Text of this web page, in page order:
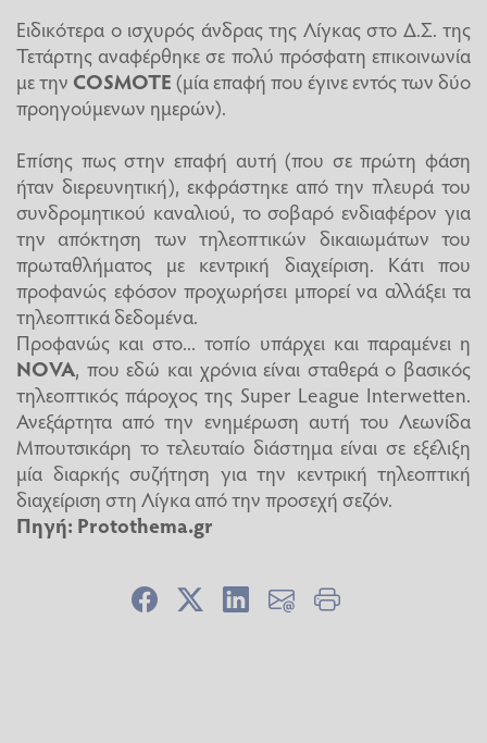
Ειδικότερα ο ισχυρός άνδρας της Λίγκας στο Δ.Σ. της
Τετάρτης αναφέρθηκε σε πολύ πρόσφατη επικοινωνία
με την COSMOTE(μία επαφή που έγινε εντός των δύο
προηγούμενων ημερών).
Επίσης πως στην επαφή αυτή (που σε πρώτη φάση
ήταν διερευνητική), εκφράστηκε από την πλευρά του
συνδρομητικού καναλιού, το σοβαρό ενδιαφέρον για
την απόκτηση των τηλεοπτικών δικαιωμάτων του
πρωταθλήματος με κεντρική διαχείριση. Κάτι που
προφανώς εφόσον προχωρήσει μπορεί να αλλάξει τα
τηλεοπτικά δεδομένα.
Προφανώς και στο... τοπίο υπάρχει και παραμένει η
NOVA, που εδώ και χρόνια είναι σταθερά ο βασικός
τηλεοπτικός πάροχος της Super League Interwetten.
Ανεξάρτητα από την ενημέρωση αυτή του Λεωνίδα
Μπουτσικάρη το τελευταίο διάστημα είναι σε εξέλιξη
μία διαρκής συζήτηση για την κεντρική τηλεοπτική
διαχείριση στη Λίγκα από την προσεχή σεζόν.
Πηγή: Protothema.gr